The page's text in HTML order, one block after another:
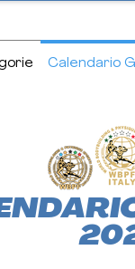
Calendario